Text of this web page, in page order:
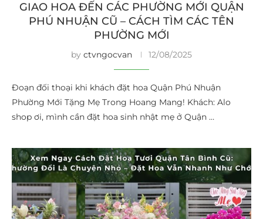
GIAO HOA ĐẾN CÁC PHƯỜNG MỚI QUẬN
PHÚ NHUẬN CŨ – CÁCH TÌM CÁC TÊN
PHƯỜNG MỚI
by ctvngocvan 12/08/2025
Đoạn đối thoại khi khách đặt hoa Quận Phú Nhuận
Phường Mới Tặng Mẹ Trong Hoang Mang! Khách: Alo
shop ơi, mình cần đặt hoa sinh nhật mẹ ở Quận …